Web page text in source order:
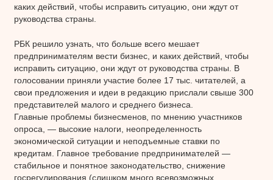
каких действий, чтобы исправить ситуацию, они ждут от
руководства страны.
РБК решило узнать, что больше всего мешает
предпринимателям вести бизнес, и каких действий, чтобы
исправить ситуацию, они ждут от руководства страны. В
голосовании приняли участие более 17 тыс. читателей, а
свои предложения и идеи в редакцию прислали свыше 300
представителей малого и среднего бизнеса.
Главные проблемы бизнесменов, по мнению участников
опроса, — высокие налоги, неопределенность
экономической ситуации и неподъемные ставки по
кредитам. Главное требование предпринимателей —
стабильное и понятное законодательство, снижение
госрегулирования (слишком много всевозможных